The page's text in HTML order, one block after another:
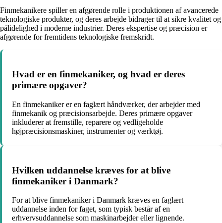
Finmekanikere spiller en afgørende rolle i produktionen af avancerede
teknologiske produkter, og deres arbejde bidrager til at sikre kvalitet og
pålidelighed i moderne industrier. Deres ekspertise og præcision er
afgørende for fremtidens teknologiske fremskridt.
Hvad er en finmekaniker, og hvad er deres
primære opgaver?
En finmekaniker er en faglært håndværker, der arbejder med
finmekanik og præcisionsarbejde. Deres primære opgaver
inkluderer at fremstille, reparere og vedligeholde
højpræcisionsmaskiner, instrumenter og værktøj.
Hvilken uddannelse kræves for at blive
finmekaniker i Danmark?
For at blive finmekaniker i Danmark kræves en faglært
uddannelse inden for faget, som typisk består af en
erhvervsuddannelse som maskinarbejder eller lignende.